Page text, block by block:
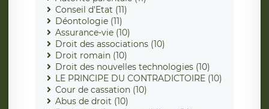
Conseil d'Etat (11)
Déontologie (11)
Assurance-vie (10)
Droit des associations (10)
Droit romain (10)
Droit des nouvelles technologies (10)
LE PRINCIPE DU CONTRADICTOIRE (10)
Cour de cassation (10)
Abus de droit (10)